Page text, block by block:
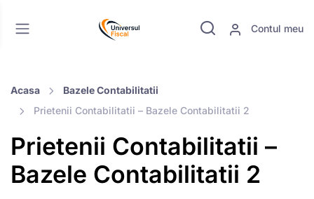
Contul meu
Acasa
Bazele Contabilitatii
Prietenii Contabilitatii – Bazele Contabilitatii 2
Prietenii Contabilitatii –
Bazele Contabilitatii 2